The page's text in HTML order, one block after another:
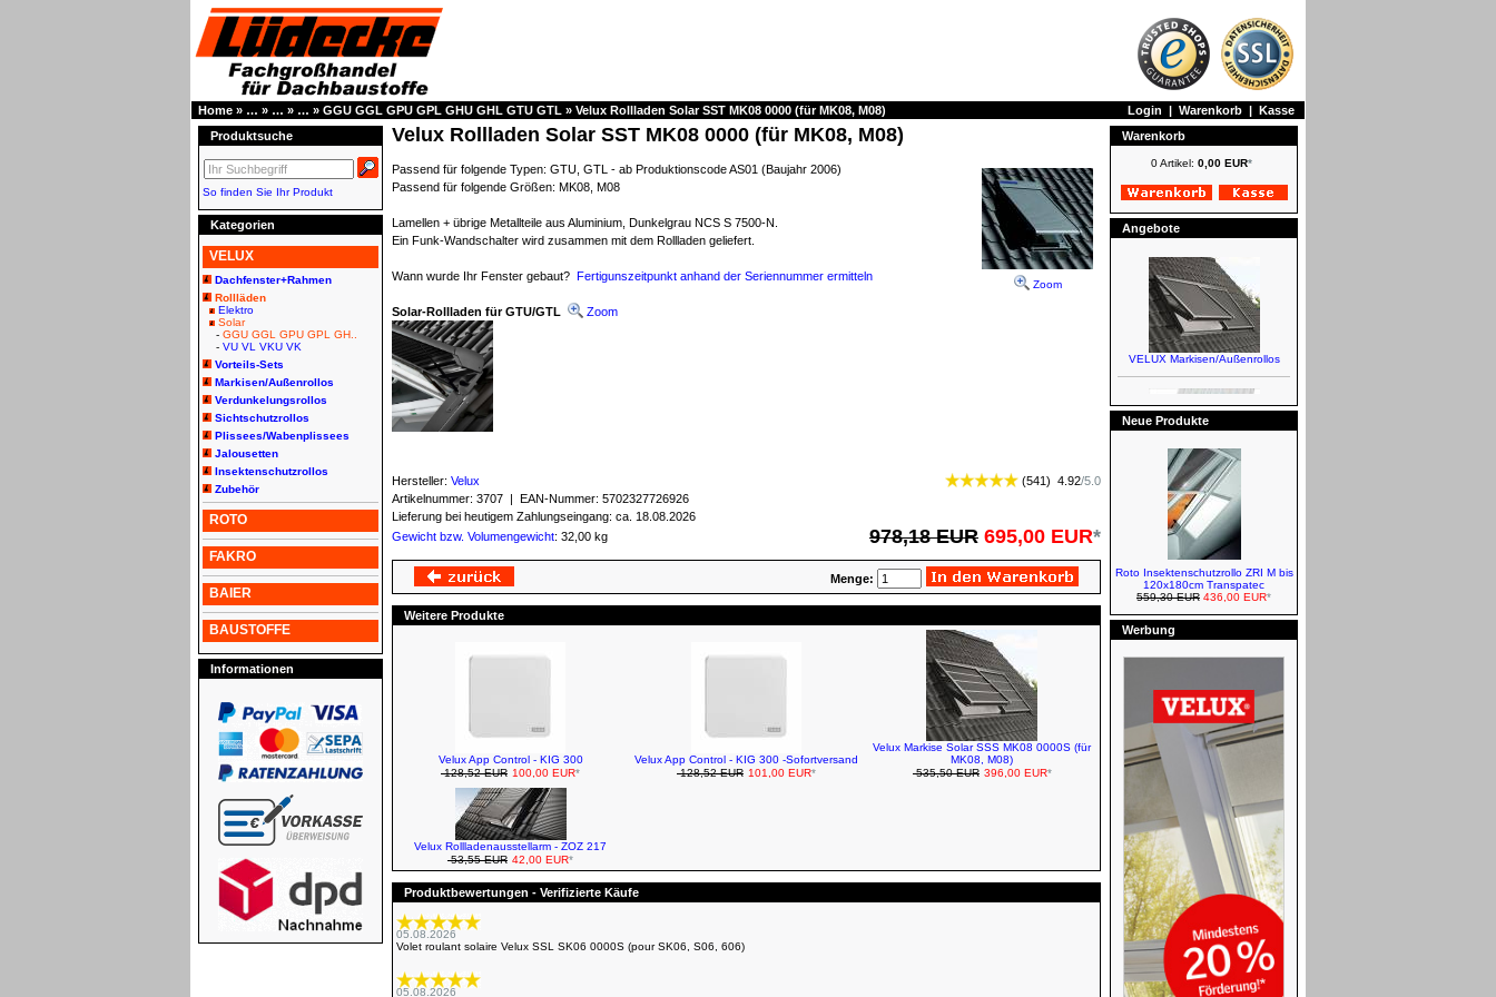
Home » … » … » … » GGU GGL GPU GPL GHU GHL GTU GTL » Velux Rollladen Solar SST MK08 0000 (für MK08, M08) Login | Warenkorb | Kasse
Produktsuche
So finden Sie Ihr Produkt
Kategorien
VELUX
Dachfenster+Rahmen
Rollläden
Elektro
Solar
- GGU GGL GPU GPL GH..
- VU VL VKU VK
Vorteils-Sets
Markisen/Außenrollos
Verdunkelungsrollos
Sichtschutzrollos
Plissees/Wabenplissees
Jalousetten
Insektenschutzrollos
Zubehör
ROTO
FAKRO
BAIER
BAUSTOFFE
Informationen
Velux Rollladen Solar SST MK08 0000 (für MK08, M08)
Zoom
Passend für folgende Typen: GTU, GTL - ab Produktionscode AS01 (Baujahr 2006)
Passend für folgende Größen: MK08, M08
Lamellen + übrige Metallteile aus Aluminium, Dunkelgrau NCS S 7500-N.
Ein Funk-Wandschalter wird zusammen mit dem Rollladen geliefert.
Wann wurde Ihr Fenster gebaut? Fertigunszeitpunkt anhand der Seriennummer ermitteln
Solar-Rollladen für GTU/GTL Zoom
Hersteller: Velux (541) 4.92/5.0
Artikelnummer: 3707 | EAN-Nummer: 5702327726926
Lieferung bei heutigem Zahlungseingang: ca. 18.08.2026
Gewicht bzw. Volumengewicht: 32,00 kg 978,18 EUR 695,00 EUR*
Menge:
Weitere Produkte
Velux App Control - KIG 300
128,52 EUR 100,00 EUR*
Velux App Control - KIG 300 -Sofortversand
128,52 EUR 101,00 EUR*
Velux Markise Solar SSS MK08 0000S (für
MK08, M08)
535,50 EUR 396,00 EUR*
Velux Rollladenausstellarm - ZOZ 217
53,55 EUR 42,00 EUR*
Produktbewertungen - Verifizierte Käufe
05.08.2026
Volet roulant solaire Velux SSL SK06 0000S (pour SK06, S06, 606)
05.08.2026
Warenkorb
0 Artikel: 0,00 EUR*
Angebote
VELUX Markisen/Außenrollos
VELUX Eindeckrahmen
Roto Markisen/Außenrollos -
Roto Verdunkelungsrollos -
Manuell
FAKRO Rollläden - Solar
VELUX Zubehör
Neue Produkte
Roto Insektenschutzrollo ZRI M bis
120x180cm Transpatec
559,30 EUR 436,00 EUR*
Werbung